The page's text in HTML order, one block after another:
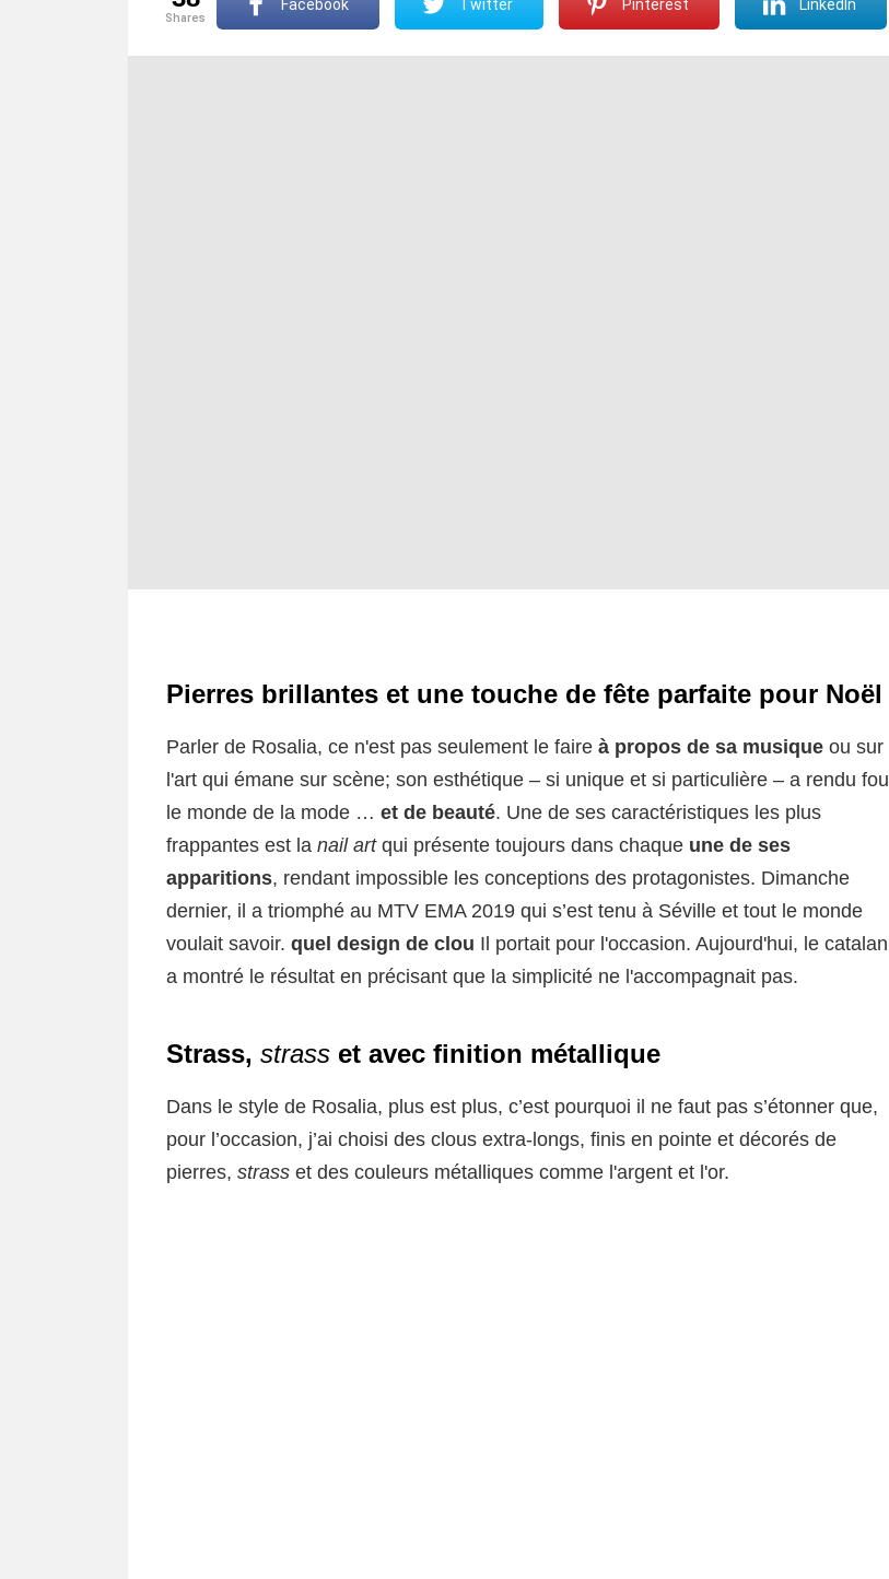
shares
Facebook Twitter Pinterest LinkedIn
Pierres brillantes et une touche de fête parfaite pour Noël
Parler de Rosalia, ce n'est pas seulement le faire à propos de sa musique ou sur
l'art qui émane sur scène; son esthétique – si unique et si particulière – a rendu fou
le monde de la mode … et de beauté. Une de ses caractéristiques les plus
frappantes est la nail artqui présente toujours dans chaque une de ses
apparitions, rendant impossible les conceptions des protagonistes. Dimanche
dernier, il a triomphé au MTV EMA 2019 qui s’est tenu à Séville et tout le monde
voulait savoir. quel design de clou Il portait pour l'occasion. Aujourd'hui, le catalan
a montré le résultat en précisant que la simplicité ne l'accompagnait pas.
Strass, strass et avec finition métallique
Dans le style de Rosalia, plus est plus, c’est pourquoi il ne faut pas s’étonner que,
pour l’occasion, j’ai choisi des clous extra-longs, finis en pointe et décorés de
pierres, strass et des couleurs métalliques comme l'argent et l'or.